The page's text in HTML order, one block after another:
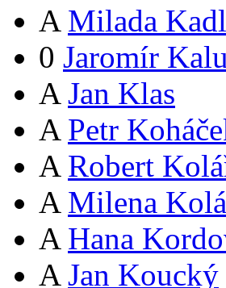
A Milada
0 Jaromír
A Jan Klas
A Petr
A Robert
A Milena
A Hana
A Jan Koucký